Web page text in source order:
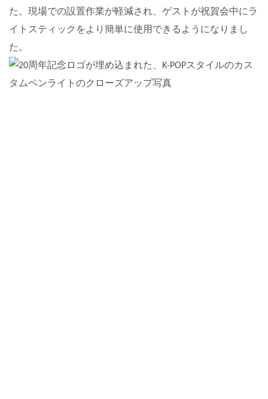
た。現場での設置作業が軽減され、ゲストが祝賀会中にラ
イトスティックをより簡単に使用できるようになりまし
た。